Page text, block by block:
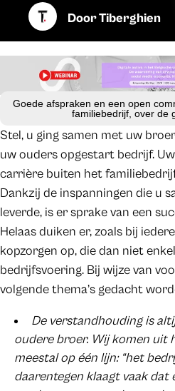
DoorTiberghien
Goede afspraken en een open
familiebedrijf, over de
Stel, u ging samen met uw
uw ouders opgestart bedrijf.
carrière buiten het
Dankzij de inspanningen die u
leverde, is er sprake van een
Helaas duiken er, zoals bij
kopzorgen op, die dan niet
bedrijfsvoering. Bij wijze van
volgende thema’s gedacht
De verstandhouding is
oudere broer. Wij komen uit
meestal op één lijn: “het
daarentegen klaagt vaak